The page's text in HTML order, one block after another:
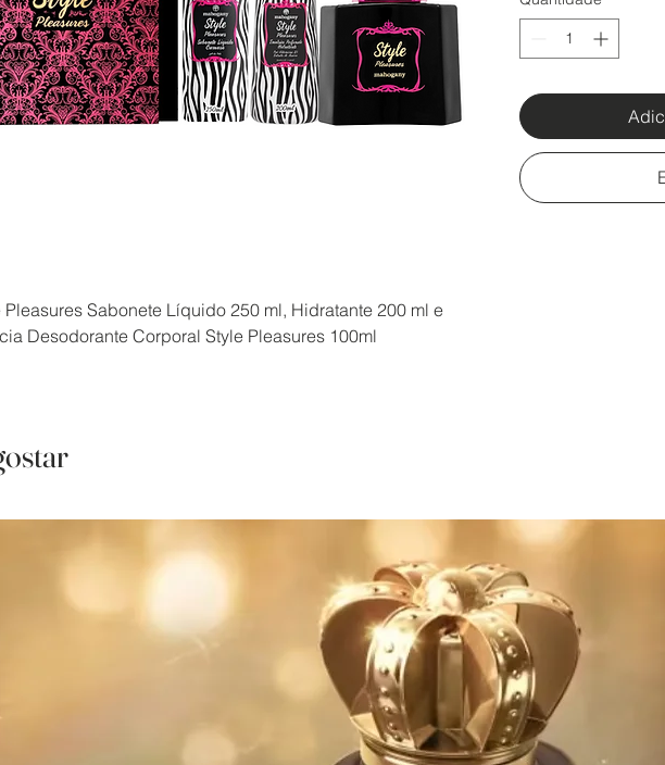
Pleasures Sabonete Líquido 250 ml, Hidratante 200 ml e
Desodorante Corporal Style Pleasures 100ml